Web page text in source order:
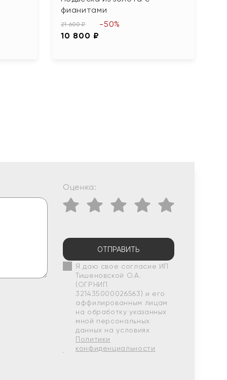
фианитами
21 600 ₽
10 800 ₽
-50%
Оценка:
ОТПРАВИТЬ
Я даю свое согласие ИП
Тишеновской О.А.
(ОГРНИП
321435000026563) и его
аффилированным лицам
на обработку указанных
мной персональных
данных на условиях
Политики
конфиденциальности